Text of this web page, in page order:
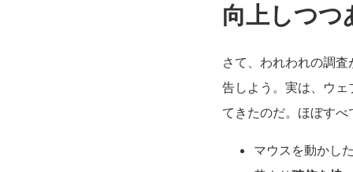
向上しつつ
さて、われわれの調
告しよう。実は、ウ
てきたのだ。ほぼす
マウスを動かし